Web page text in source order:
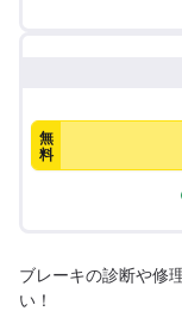
無
料
ブレーキの診断や修
い！